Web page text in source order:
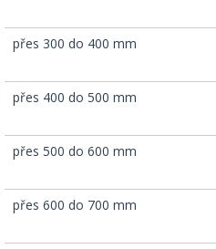
­ přes 300 do 400 mm
­ přes 400 do 500 mm
­ přes 500 do 600 mm
­ přes 600 do 700 mm